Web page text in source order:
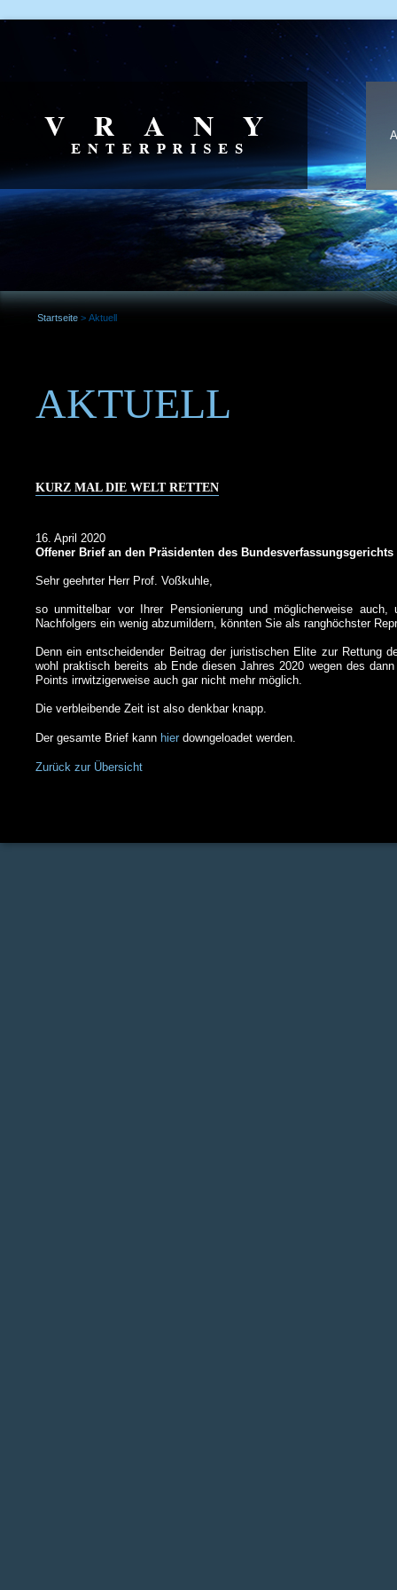
Startseite > Aktuell
AKTUELL
KURZ MAL DIE WELT RETTEN
16. April 2020
Offener Brief an den Präsidenten des
Sehr geehrter Herr Prof. Voßkuhle,
so unmittelbar vor Ihrer Pensionierung und möglicherweise
Nachfolgers ein wenig abzumildern, könnten Sie als ranghöchster
Denn ein entscheidender Beitrag der juristischen Elite zur Rettung
wohl praktisch bereits ab Ende diesen Jahres 2020 wegen des
Points irrwitzigerweise auch gar nicht mehr möglich.
Die verbleibende Zeit ist also denkbar knapp.
Der gesamte Brief kann hier downgeloadet werden.
Zurück zur Übersicht